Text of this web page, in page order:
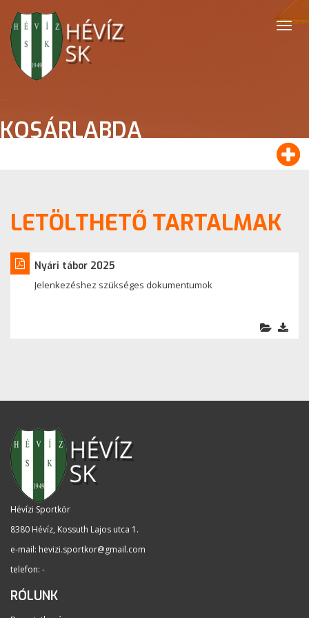
KOSÁRLABDA
LETÖLTHETŐ TARTALMAK
Nyári tábor 2025
Jelenkezéshez szükséges dokumentumok
Hévízi Sportkör
8380 Hévíz, Kossuth Lajos utca 1 .
e-mail: hevizi.sportkor@gmail.com
telefon: -
RÓLUNK